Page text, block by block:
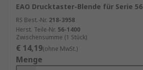
EAO Drucktaster-Blende für Serie 56
RS Best.-Nr. 218-3958
Herst. Teile-Nr. 56-1400
Zwischensumme (1 Stück)
€ 14,19(ohne MwSt.)
Menge